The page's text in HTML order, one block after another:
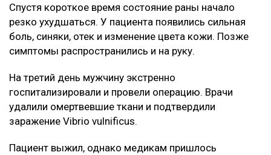
Спустя короткое время состояние раны начало
резко ухудшаться. У пациента появились сильная
боль, синяки, отек и изменение цвета кожи. Позже
симптомы распространились и на руку.
На третий день мужчину экстренно
госпитализировали и провели операцию. Врачи
удалили омертвевшие ткани и подтвердили
заражение Vibrio vulnificus.
Пациент выжил, однако медикам пришлось